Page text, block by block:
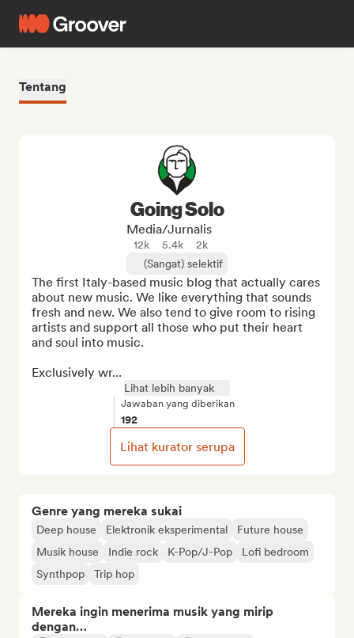
Tentang
Genre yang mereka sukai
Deep house Elektronik eksperimental
Future house
Musik house
Indie rock K-Pop/J-Pop
Lofi bedroom
Synthpop
Trip hop
Mereka ingin menerima musik yang mirip
dengan…
Going Solo
Media/Jurnalis
12k 5.4k
2k
(Sangat) selektif
The first Italy-based music blog that actually cares
about new music. We like everything that sounds
fresh and new. We also tend to give room to rising
artists and support all those who put their heart
and soul into music.
Exclusively wr...
Lihat lebih banyak
Jawaban yang diberikan
192
Lihat kurator serupa